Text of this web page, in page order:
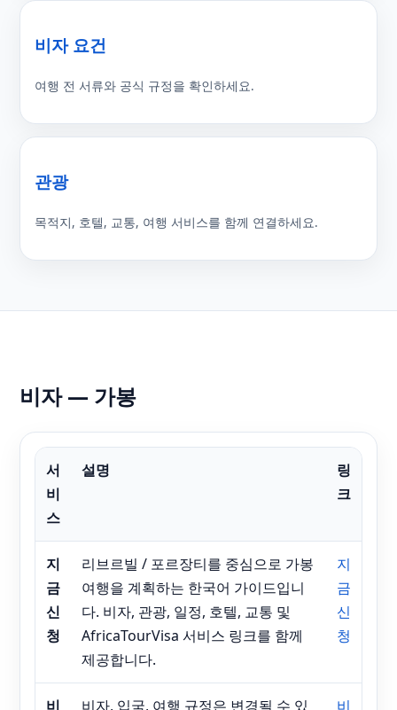
비자 요건
여행 전 서류와 공식 규정을 확인하세요.
관광
목적지, 호텔, 교통, 여행 서비스를 함께 연결하세요.
비자 — 가봉
서
비
스
설명
링
크
지
금
신
청
리브르빌 / 포르장티를 중심으로 가봉
여행을 계획하는 한국어 가이드입니
다. 비자, 관광, 일정, 호텔, 교통 및
AfricaTourVisa 서비스 링크를 함께
제공합니다.
지
금
신
청
비
비자, 입국, 여행 규정은 변경될 수 있
비